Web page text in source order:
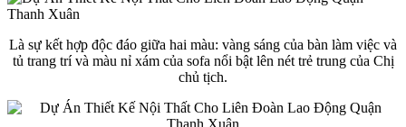
Là sự kết hợp độc đáo giữa hai màu: vàng sáng của bàn làm việc và
tủ trang trí và màu nỉ xám của sofa nổi bật lên nét trẻ trung của Chị
chủ tịch.